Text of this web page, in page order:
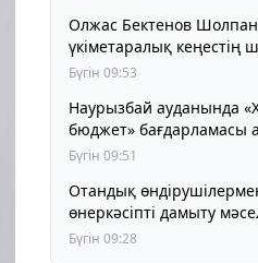
Олжас Бектенов
үкіметаралық кеңестің
отырысына қатысты
Бүгін 09:53
Наурызбай ауданында
бюджет» бағдарламасы
жобалар жүзеге
Бүгін 09:51
Отандық
өнеркәсіпті дамыту
Бүгін 09:28